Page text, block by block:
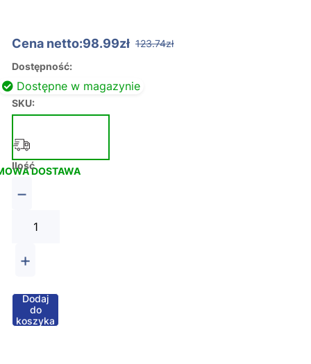
Cena netto:98.99zł 123.74zł
Dostępność:
Dostępne w magazynie
SKU:
DOSTAWA
Ilość
−
+
Dodaj
do
koszyka